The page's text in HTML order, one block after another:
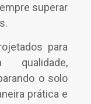
superar
para
qualidade,
o solo
prática e